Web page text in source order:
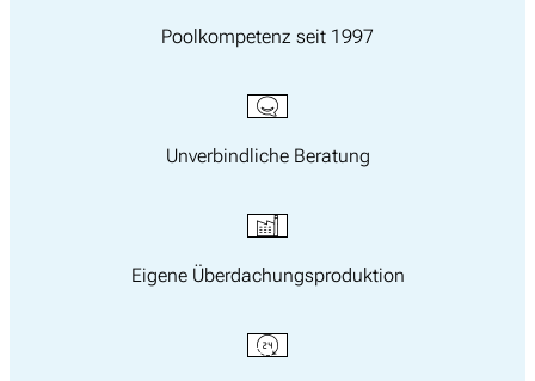
Poolkompetenz seit 1997
Unverbindliche Beratung
Eigene Überdachungsproduktion